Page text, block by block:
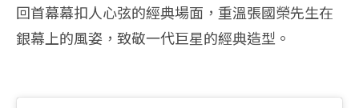
回首幕幕扣人心弦的經典場面，重溫張國榮先生在
銀幕上的風姿，致敬一代巨星的經典造型。